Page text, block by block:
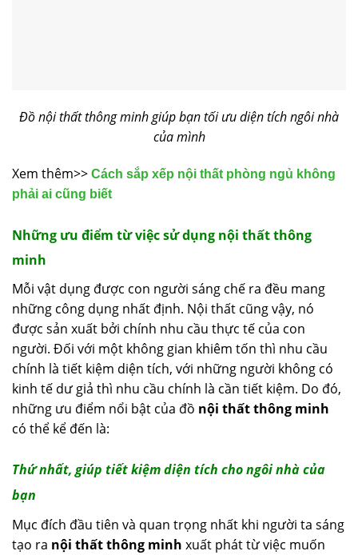
Đồ nội thất thông minh giúp bạn tối ưu diện tích ngôi nhà
của mình
Xem thêm>> Cách sắp xếp nội thất phòng ngủ không
phải ai cũng biết
Những ưu điểm từ việc sử dụng nội thất thông
minh
Mỗi vật dụng được con người sáng chế ra đều mang
những công dụng nhất định. Nội thất cũng vậy, nó
được sản xuất bởi chính nhu cầu thực tế của con
người. Đối với một không gian khiêm tốn thì nhu cầu
chính là tiết kiệm diện tích, với những người không có
kinh tế dư giả thì nhu cầu chính là cần tiết kiệm. Do đó,
những ưu điểm nổi bật của đồ nội thất thông minh
có thể kể đến là:
Thứ nhất, giúp tiết kiệm diện tích cho ngôi nhà của
bạn
Mục đích đầu tiên và quan trọng nhất khi người ta sáng
tạo ra nội thất thông minh xuất phát từ việc muốn